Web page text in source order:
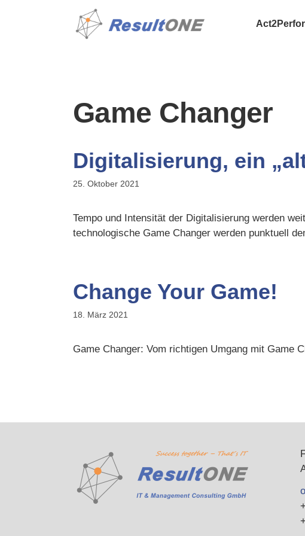
Game Changer
Digitalisierung, ein
25. Oktober 2021
Tempo und Intensität der Digitalisierung werden
technologische Game Changer werden punktuell
Change Your Game!
18. März 2021
Game Changer: Vom richtigen Umgang mit Game